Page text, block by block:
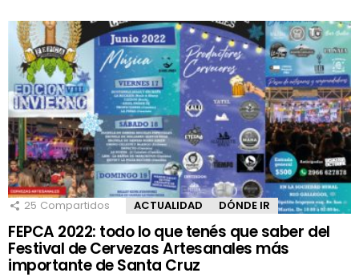
25 Compartidos ACTUALIDAD DÓNDE IR
FEPCA 2022: todo lo que tenés que saber del
Festival de Cervezas Artesanales más
importante de Santa Cruz